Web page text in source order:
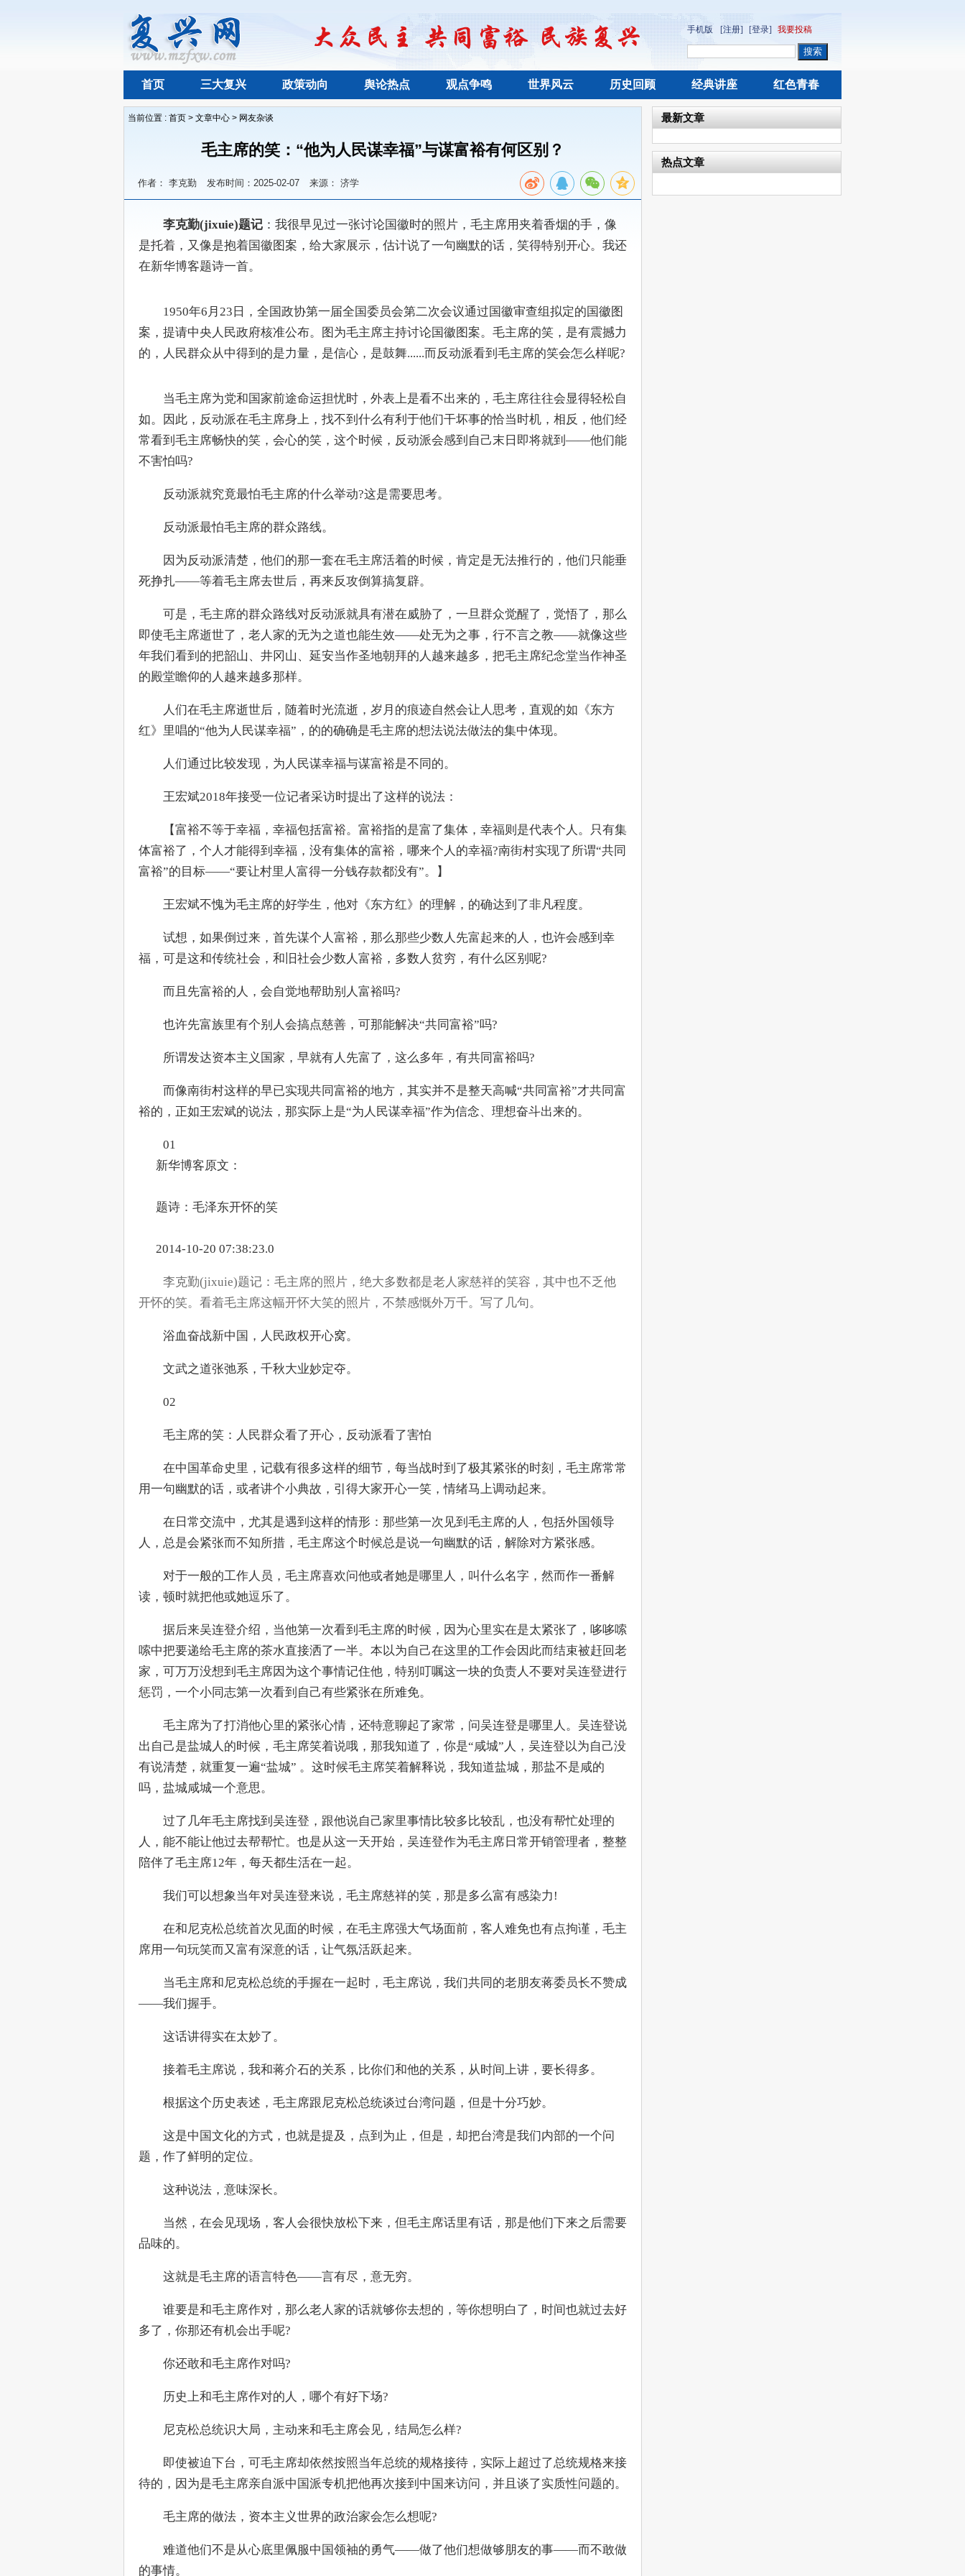
手机版 [注册] [登录] 我要投稿
首页 三大复兴 政策动向 舆论热点 观点争鸣 世界风云 历史回顾 经典讲座 红色青春
当前位置 : 首页 > 文章中心 > 网友杂谈
​毛主席的笑：“他为人民谋幸福”与谋富裕有何区别？
作者： 李克勤 发布时间：2025-02-07 来源： 济学
​李克勤(jixuie)题记 ：我很早见过一张讨论国徽时的照片，毛主席用夹着香烟的手，像
是托着，又像是抱着国徽图案，给大家展示，估计说了一句幽默的话，笑得特别开心。我还
在新华博客题诗一首。
1950年6月23日，全国政协第一届全国委员会第二次会议通过国徽审查组拟定的国徽图
案，提请中央人民政府核准公布。图为毛主席主持讨论国徽图案。毛主席的笑，是有震撼力
的，人民群众从中得到的是力量，是信心，是鼓舞......而反动派看到毛主席的笑会怎么样呢?
当毛主席为党和国家前途命运担忧时，外表上是看不出来的，毛主席往往会显得轻松自
如。因此，反动派在毛主席身上，找不到什么有利于他们干坏事的恰当时机，相反，他们经
常看到毛主席畅快的笑，会心的笑，这个时候，反动派会感到自己末日即将就到——他们能
不害怕吗?
反动派就究竟最怕毛主席的什么举动?这是需要思考。
反动派最怕毛主席的群众路线。
因为反动派清楚，他们的那一套在毛主席活着的时候，肯定是无法推行的，他们只能垂
死挣扎——等着毛主席去世后，再来反攻倒算搞复辟。
可是，毛主席的群众路线对反动派就具有潜在威胁了，一旦群众觉醒了，觉悟了，那么
即使毛主席逝世了，老人家的无为之道也能生效——处无为之事，行不言之教——就像这些
年我们看到的把韶山、井冈山、延安当作圣地朝拜的人越来越多，把毛主席纪念堂当作神圣
的殿堂瞻仰的人越来越多那样。
人们在毛主席逝世后，随着时光流逝，岁月的痕迹自然会让人思考，直观的如《东方
红》里唱的“他为人民谋幸福”，的的确确是毛主席的想法说法做法的集中体现。
人们通过比较发现，为人民谋幸福与谋富裕是不同的。
王宏斌2018年接受一位记者采访时提出了这样的说法：
【富裕不等于幸福，幸福包括富裕。富裕指的是富了集体，幸福则是代表个人。只有集
体富裕了，个人才能得到幸福，没有集体的富裕，哪来个人的幸福?南街村实现了所谓“共同
富裕”的目标——“要让村里人富得一分钱存款都没有”。】
王宏斌不愧为毛主席的好学生，他对《东方红》的理解，的确达到了非凡程度。
试想，如果倒过来，首先谋个人富裕，那么那些少数人先富起来的人，也许会感到幸
福，可是这和传统社会，和旧社会少数人富裕，多数人贫穷，有什么区别呢?
而且先富裕的人，会自觉地帮助别人富裕吗?
也许先富族里有个别人会搞点慈善，可那能解决“共同富裕”吗?
所谓发达资本主义国家，早就有人先富了，这么多年，有共同富裕吗?
而像南街村这样的早已实现共同富裕的地方，其实并不是整天高喊“共同富裕”才共同富
裕的，正如王宏斌的说法，那实际上是“为人民谋幸福”作为信念、理想奋斗出来的。
01
新华博客原文：
题诗：毛泽东开怀的笑
2014-10-20 07:38:23.0
李克勤(jixuie)题记：毛主席的照片，绝大多数都是老人家慈祥的笑容，其中也不乏他
开怀的笑。看着毛主席这幅开怀大笑的照片，不禁感慨外万千。写了几句。
浴血奋战新中国，人民政权开心窝。
文武之道张弛系，千秋大业妙定夺。
02
毛主席的笑：人民群众看了开心，反动派看了害怕
在中国革命史里，记载有很多这样的细节，每当战时到了极其紧张的时刻，毛主席常常
用一句幽默的话，或者讲个小典故，引得大家开心一笑，情绪马上调动起来。
在日常交流中，尤其是遇到这样的情形：那些第一次见到毛主席的人，包括外国领导
人，总是会紧张而不知所措，毛主席这个时候总是说一句幽默的话，解除对方紧张感。
对于一般的工作人员，毛主席喜欢问他或者她是哪里人，叫什么名字，然而作一番解
读，顿时就把他或她逗乐了。
据后来吴连登介绍，当他第一次看到毛主席的时候，因为心里实在是太紧张了，哆哆嗦
嗦中把要递给毛主席的茶水直接洒了一半。本以为自己在这里的工作会因此而结束被赶回老
家，可万万没想到毛主席因为这个事情记住他，特别叮嘱这一块的负责人不要对吴连登进行
惩罚，一个小同志第一次看到自己有些紧张在所难免。
毛主席为了打消他心里的紧张心情，还特意聊起了家常，问吴连登是哪里人。吴连登说
出自己是盐城人的时候，毛主席笑着说哦，那我知道了，你是“咸城”人，吴连登以为自己没
有说清楚，就重复一遍“盐城” 。这时候毛主席笑着解释说，我知道盐城，那盐不是咸的
吗，盐城咸城一个意思。
过了几年毛主席找到吴连登，跟他说自己家里事情比较多比较乱，也没有帮忙处理的
人，能不能让他过去帮帮忙。也是从这一天开始，吴连登作为毛主席日常开销管理者，整整
陪伴了毛主席12年，每天都生活在一起。
我们可以想象当年对吴连登来说，毛主席慈祥的笑，那是多么富有感染力!
在和尼克松总统首次见面的时候，在毛主席强大气场面前，客人难免也有点拘谨，毛主
席用一句玩笑而又富有深意的话，让气氛活跃起来。
当毛主席和尼克松总统的手握在一起时，毛主席说，我们共同的老朋友蒋委员长不赞成
——我们握手。
这话讲得实在太妙了。
接着毛主席说，我和蒋介石的关系，比你们和他的关系，从时间上讲，要长得多。
根据这个历史表述，毛主席跟尼克松总统谈过台湾问题，但是十分巧妙。
这是中国文化的方式，也就是提及，点到为止，但是，却把台湾是我们内部的一个问
题，作了鲜明的定位。
这种说法，意味深长。
当然，在会见现场，客人会很快放松下来，但毛主席话里有话，那是他们下来之后需要
品味的。
这就是毛主席的语言特色——言有尽，意无穷。
谁要是和毛主席作对，那么老人家的话就够你去想的，等你想明白了，时间也就过去好
多了，你那还有机会出手呢?
你还敢和毛主席作对吗?
历史上和毛主席作对的人，哪个有好下场?
尼克松总统识大局，主动来和毛主席会见，结局怎么样?
即使被迫下台，可毛主席却依然按照当年总统的规格接待，实际上超过了总统规格来接
待的，因为是毛主席亲自派中国派专机把他再次接到中国来访问，并且谈了实质性问题的。
毛主席的做法，资本主义世界的政治家会怎么想呢?
难道他们不是从心底里佩服中国领袖的勇气——做了他们想做够朋友的事——而不敢做
的事情。
最新文章
热点文章